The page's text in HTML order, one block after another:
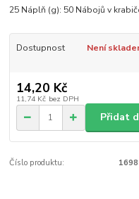
25 Náplň (g): 50 Nábojů v
Dostupnost Není
14,20 Kč
11,74 Kč bez DPH
Přidat
Číslo produktu: 1698